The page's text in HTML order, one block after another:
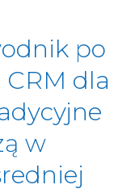
po
dla
w